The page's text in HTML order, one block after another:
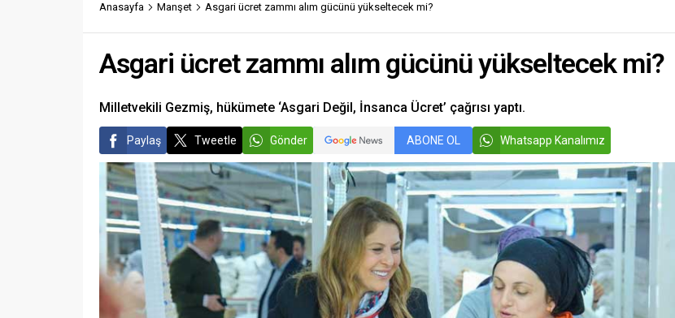
Anasayfa Manşet Asgari ücret zammı alım gücünü yükseltecek mi?
Asgari ücret zammı alım gücünü yükseltecek mi?
Milletvekili Gezmiş, hükümete ‘Asgari Değil, İnsanca Ücret’ çağrısı yaptı.
Paylaş Tweetle Gönder ABONE OL Whatsapp Kanalımız